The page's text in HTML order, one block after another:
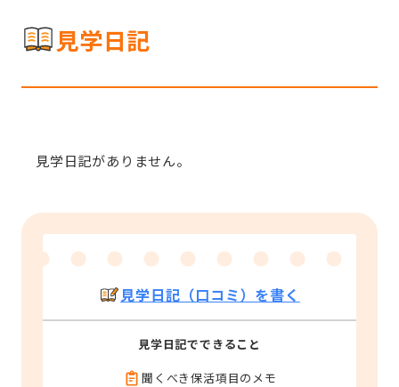
見学日記
見学日記がありません。
見学日記（口コミ）を書く
見学日記でできること
聞くべき保活項目のメモ